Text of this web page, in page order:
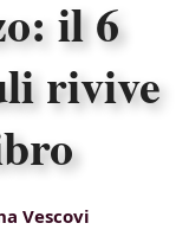
il 6
rivive
Vescovi